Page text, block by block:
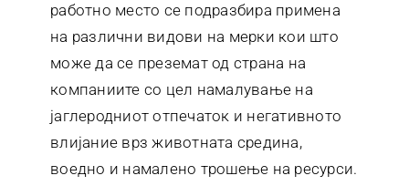
работно место се подразбира примена
на различни видови на мерки кои што
може да се преземат од страна на
компаниите со цел намалување на
јаглеродниот отпечаток и негативното
влијание врз животната средина,
воедно и намалено трошење на ресурси.